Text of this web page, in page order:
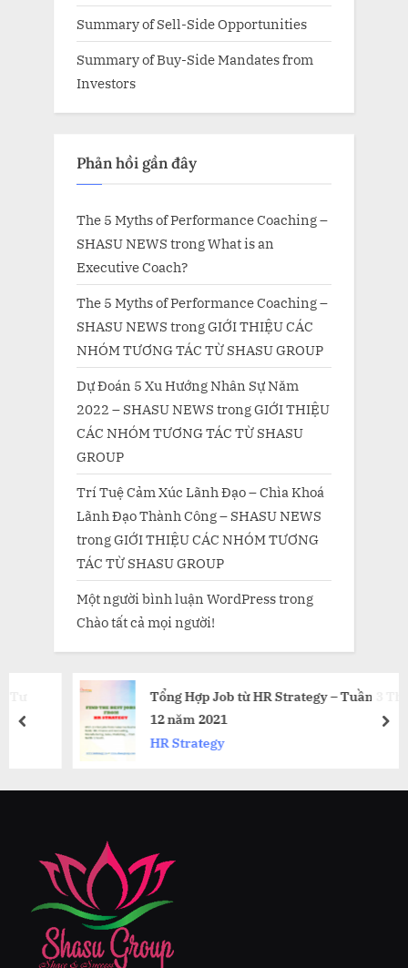
Summary of Sell-Side Opportunities
Summary of Buy-Side Mandates from
Investors
Phản hồi gần đây
The 5 Myths of Performance Coaching –
SHASU NEWS trongWhat is an
Executive Coach?
The 5 Myths of Performance Coaching –
SHASU NEWS trongGIỚI THIỆU CÁC
NHÓM TƯƠNG TÁC TỪ SHASU GROUP
Dự Đoán 5 Xu Hướng Nhân Sự Năm
2022 – SHASU NEWS trongGIỚI THIỆU
CÁC NHÓM TƯƠNG TÁC TỪ SHASU
GROUP
Trí Tuệ Cảm Xúc Lãnh Đạo – Chìa Khoá
Lãnh Đạo Thành Công – SHASU NEWS
trongGIỚI THIỆU CÁC NHÓM TƯƠNG
TÁC TỪ SHASU GROUP
Một người bình luận WordPresstrong
Chào tất cả mọi người!
Tổng Hợp Job từ HR Strategy – Tuần 3 Tháng
12 năm 2021
HR Strategy
prev